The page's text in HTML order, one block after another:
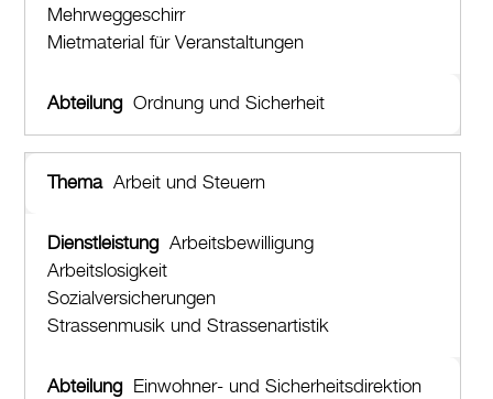
Öffnungszeiten & Kontakt
Veranstaltungskalender
Mehrweggeschirr
Mietmaterial für Veranstaltungen
Ordnung und Sicherheit
Arbeit und Steuern
Arbeitsbewilligung
Arbeitslosigkeit
Sozialversicherungen
Strassenmusik und Strassenartistik
Einwohner- und Sicherheitsdirektion